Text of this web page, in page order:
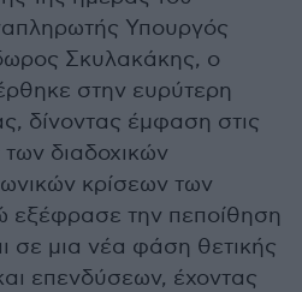
Υπουργός
Σκυλακάκης, ο
στην ευρύτερη
δίνοντας έμφαση στις
διαδοχικών
κρίσεων των
εξέφρασε την πεποίθηση
σε μια νέα φάση θετικής
επενδύσεων, έχοντας